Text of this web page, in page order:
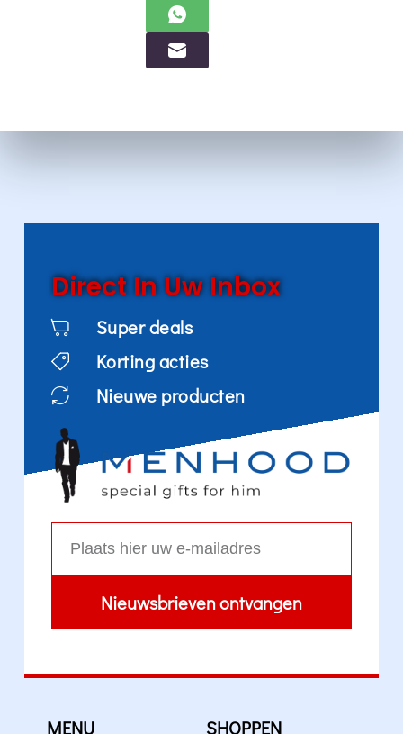
Direct In Uw Inbox
Super deals
Korting acties
Nieuwe producten
Nieuwsbrieven ontvangen
t
r
MENU SHOPPEN